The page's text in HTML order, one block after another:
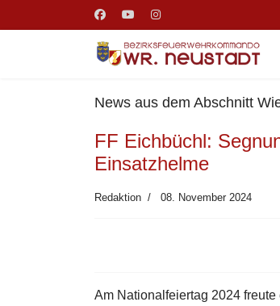
News aus dem Abschnitt
FF Eichbüchl:
Einsatzhelme
Redaktion 08. November 2024
Am Nationalfeiertag 2024